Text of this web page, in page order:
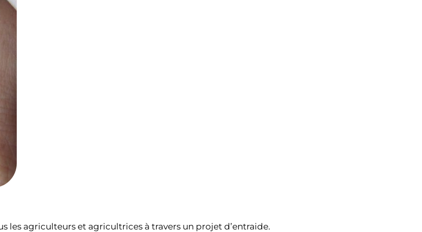
les agriculteurs et agricultrices à travers un projet d’entraide.